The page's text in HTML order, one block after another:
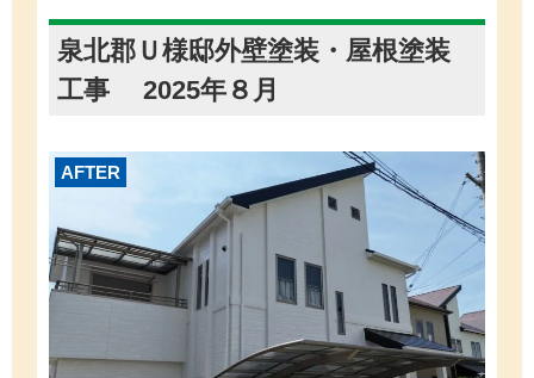
泉北郡Ｕ様邸外壁塗装・屋根塗装
工事 2025年８月
AFTER